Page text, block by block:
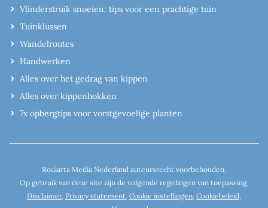
Vlinderstruik snoeien: tips voor een prachtige tuin
Tuinklussen
Wandelroutes
Handwerken
Alles over het gedrag van kippen
Alles over kippenhokken
7x opbergtips voor vorstgevoelige planten
Roularta Media Nederland auteursrecht voorbehouden.
Op gebruik van deze site zijn de volgende regelingen van toepassing:
Disclaimer, Privacy statement, Cookie instellingen, Cookiebeleid,